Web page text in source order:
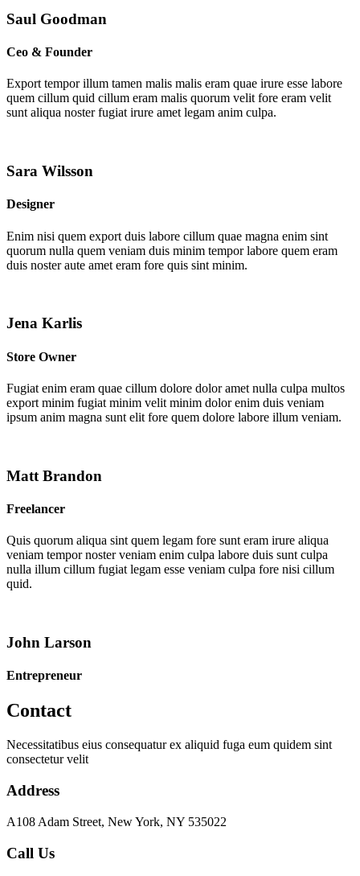
Saul Goodman
Ceo & Founder
Export tempor illum tamen malis malis eram quae irure esse labore
quem cillum quid cillum eram malis quorum velit fore eram velit
sunt aliqua noster fugiat irure amet legam anim culpa.
Sara Wilsson
Designer
Enim nisi quem export duis labore cillum quae magna enim sint
quorum nulla quem veniam duis minim tempor labore quem eram
duis noster aute amet eram fore quis sint minim.
Jena Karlis
Store Owner
Fugiat enim eram quae cillum dolore dolor amet nulla culpa multos
export minim fugiat minim velit minim dolor enim duis veniam
ipsum anim magna sunt elit fore quem dolore labore illum veniam.
Matt Brandon
Freelancer
Quis quorum aliqua sint quem legam fore sunt eram irure aliqua
veniam tempor noster veniam enim culpa labore duis sunt culpa
nulla illum cillum fugiat legam esse veniam culpa fore nisi cillum
quid.
John Larson
Entrepreneur
Contact
Necessitatibus eius consequatur ex aliquid fuga eum quidem sint
consectetur velit
Address
A108 Adam Street, New York, NY 535022
Call Us